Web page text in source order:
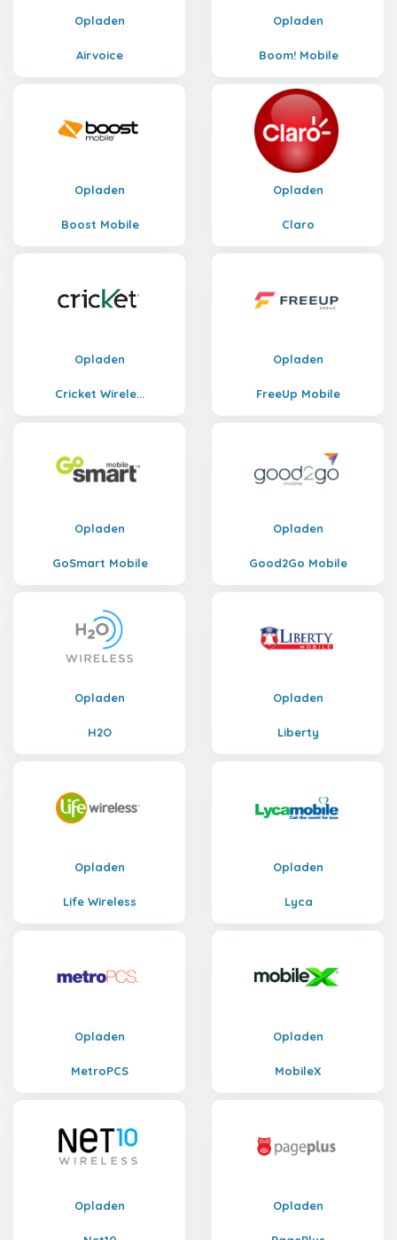
Opladen
Airvoice
Opladen
Boom! Mobile
Opladen
Boost Mobile
Opladen
Claro
Opladen
Cricket Wirele...
Opladen
FreeUp Mobile
Opladen
GoSmart Mobile
Opladen
Good2Go Mobile
Opladen
H2O
Opladen
Liberty
Opladen
Life Wireless
Opladen
Lyca
Opladen
MetroPCS
Opladen
MobileX
Opladen Opladen